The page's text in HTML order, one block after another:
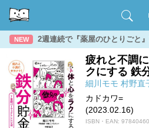
NEW 2週連続で『薬屋のひとりごと
疲れと不調
クにする 鉄
細川モモ 村野直
カドカワ=
(2023.02.16)
ISBN・EAN: